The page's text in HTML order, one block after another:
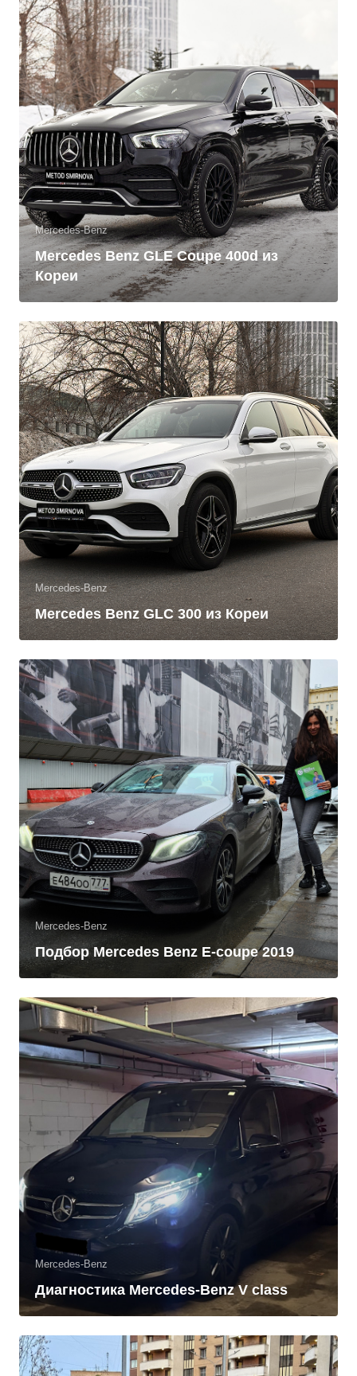
Mercedes-Benz
Mercedes Benz GLE Coupe 400d из
Кореи
Mercedes-Benz
Mercedes Benz GLC 300 из Кореи
Mercedes-Benz
Подбор Mercedes Benz E-coupe 2019
Mercedes-Benz
Диагностика Mercedes-Benz V class